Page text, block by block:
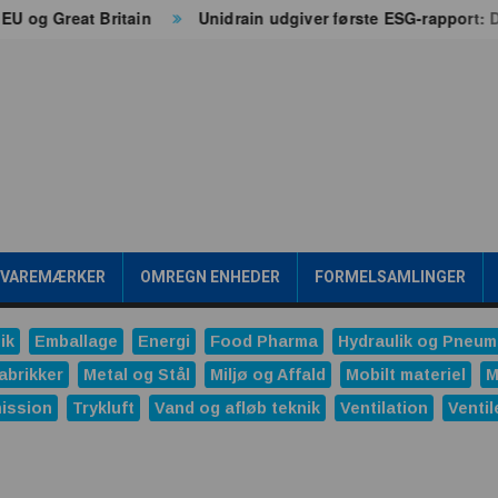
og Great Britain Unidrain udgiver første ESG-rapport:
OMREGN ENHEDER FORMELSAMLINGER
Emballage Energi Food Pharma Hydraulik og
Metal og Stål Miljø og Affald Mobilt materiel
Trykluft Vand og afløb teknik Ventilation